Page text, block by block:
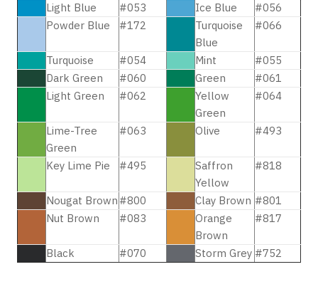
Light Blue
#053 Ice Blue
#056
Powder Blue
#172
Turquoise
Blue
#066
Turquoise #054 Mint
#055
Dark Green
#060 Green
#061
Light Green
#062
Yellow
Green
#064
Lime-Tree
Green
#063 Olive #493
Key Lime Pie #495
Saffron
Yellow
#818
Nougat Brown #800 Clay Brown #801
Nut Brown
#083
Orange
Brown
#817
Black #070 Storm Grey #752